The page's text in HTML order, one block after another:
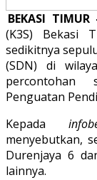
BEKASI TIMUR
(K3S) Bekasi
sedikitnya
(SDN) di
percontohan
Penguatan
Kepada
menyebutkan,
Durenjaya 6
lainnya.